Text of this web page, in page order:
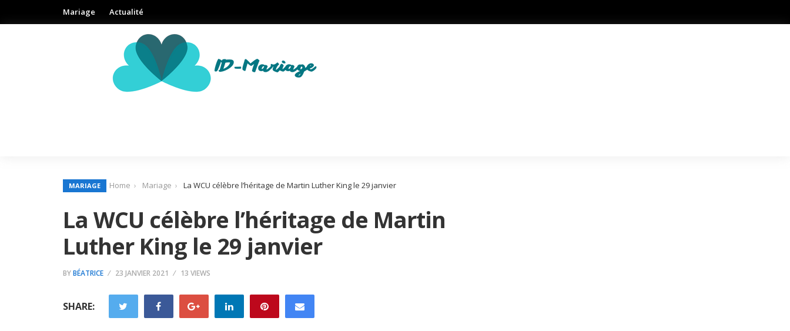
Mariage Actualité
MARIAGE Home Mariage La WCU célèbre l’héritage de Martin Luther King le 29 janvier
La WCU célèbre l’héritage de Martin
Luther King le 29 janvier
BYBÉATRICE 23 JANVIER 2021 13 VIEWS
SHARE: